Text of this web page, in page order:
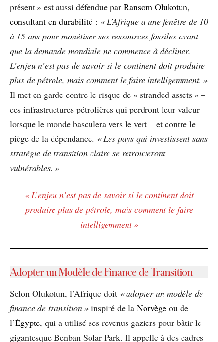
présent » est aussi défendue par Ransom Olukotun,
consultant en durabilité : « L’Afrique a une fenêtre de 10
à 15 ans pour monétiser ses ressources fossiles avant
que la demande mondiale ne commence à décliner.
L’enjeu n’est pas de savoir si le continent doit produire
plus de pétrole, mais comment le faire intelligemment. »
Il met en garde contre le risque de « stranded assets » –
ces infrastructures pétrolières qui perdront leur valeur
lorsque le monde basculera vers le vert – et contre le
piège de la dépendance. « Les pays qui investissent sans
stratégie de transition claire se retrouveront
vulnérables. »
« L’enjeu n’est pas de savoir si le continent doit
produire plus de pétrole, mais comment le faire
intelligemment »
Adopter un Modèle de Finance de Transition
Selon Olukotun, l’Afrique doit « adopter un modèle de
finance de transition » inspiré de la Norvège ou de
l’Égypte, qui a utilisé ses revenus gaziers pour bâtir le
gigantesque Benban Solar Park. Il appelle à des cadres